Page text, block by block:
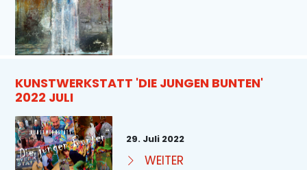
KUNSTWERKSTATT 'DIE JUNGEN BUNTEN'
2022 JULI
29. Juli 2022
WEITER